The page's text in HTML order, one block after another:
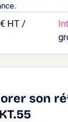
HT /
son